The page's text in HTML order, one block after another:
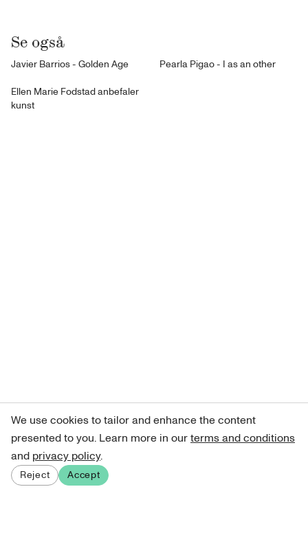
Se også
Javier Barrios - Golden Age Pearla Pigao - I as an other
Ellen Marie Fodstad anbefaler
kunst
We use cookies to tailor and enhance the content
presented to you. Learn more in ourterms and conditions
and privacy policy.
Reject Accept